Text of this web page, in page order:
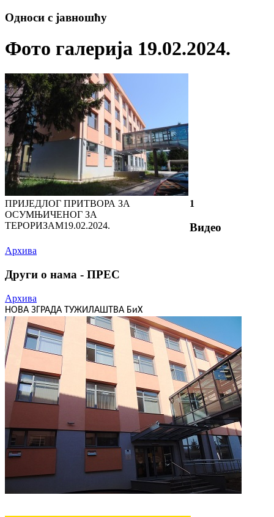
Односи с јавношћу
Фото галерија 19.02.2024.
ПРИЈЕДЛОГ ПРИТВОРА ЗА
ОСУМЊИЧЕНОГ ЗА
ТЕРОРИЗАМ19.02.2024.
1
Видео
Архива
Други о нама - ПРЕС
Архива
НОВА ЗГРАДА ТУЖИЛАШТВА БиХ